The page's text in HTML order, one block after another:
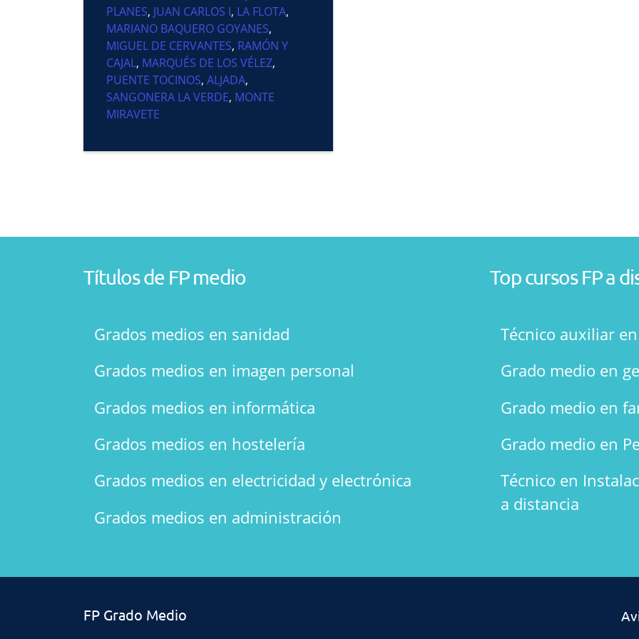
PLANES, JUAN CARLOS I, LA FLOTA,
MARIANO BAQUERO GOYANES,
MIGUEL DE CERVANTES, RAMÓN Y
CAJAL, MARQUÉS DE LOS VÉLEZ,
PUENTE TOCINOS, ALJADA,
SANGONERA LA VERDE, MONTE
MIRAVETE
Títulos de FP medio
Grados medios en sanidad
Grados medios en imagen personal
Grados medios en informática
Grados medios en hostelería
Grados medios en electricidad y electrónica
Grados medios en administración
Top cursos FP a
Técnico auxiliar
Grado medio en
Grado medio en
Grado medio en
Técnico en
a distancia
FP Grado Medio